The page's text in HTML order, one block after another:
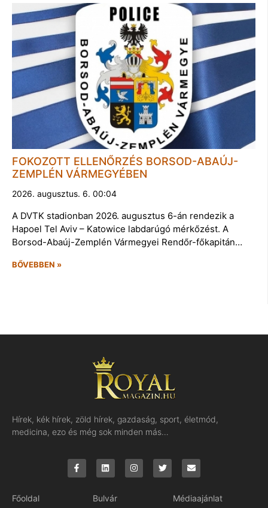
FOKOZOTT ELLENŐRZÉS BORSOD-ABAÚJ-
ZEMPLÉN VÁRMEGYÉBEN
2026. augusztus. 6. 00:04
A DVTK stadionban 2026. augusztus 6-án rendezik a
Hapoel Tel Aviv – Katowice labdarúgó mérkőzést. A
Borsod-Abaúj-Zemplén Vármegyei Rendőr-főkapitán…
BŐVEBBEN »
Hírek, kék hírek, zöld hírek, gazdaság, sport, életmód,
medicina, ezo és még sok minden más…
Főoldal Bulvár Médiaajánlat